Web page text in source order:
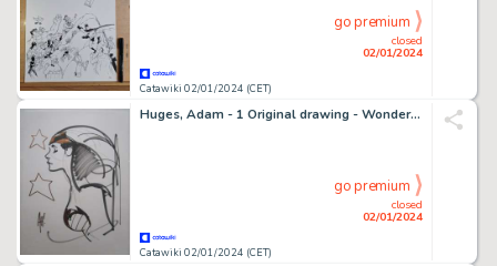
Catawiki 02/01/2024 (CET)
closed
02/01/2024
go premium
Huges, Adam - 1 Original drawing - Wonder Woman
Catawiki 02/01/2024 (CET)
closed
02/01/2024
go premium